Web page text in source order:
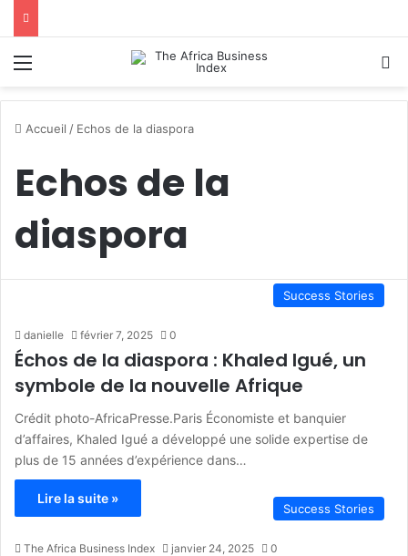
Accueil / Echos de la diaspora
Echos de la
diaspora
Success Stories
danielle février 7, 2025 0
Échos de la diaspora : Khaled Igué, un
symbole de la nouvelle Afrique
Crédit photo-AfricaPresse.Paris Économiste et banquier
d’affaires, Khaled Igué a développé une solide expertise de
plus de 15 années d’expérience dans…
Lire la suite »
Success Stories
The Africa Business Index janvier 24, 2025 0